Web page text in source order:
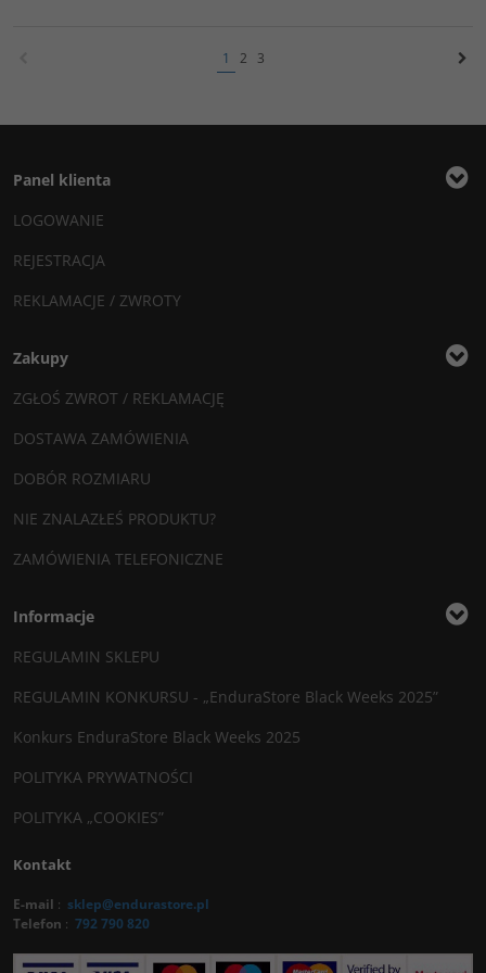
1 2 3
Panel klienta
LOGOWANIE
REJESTRACJA
REKLAMACJE / ZWROTY
Zakupy
ZGŁOŚ ZWROT / REKLAMACJĘ
DOSTAWA ZAMÓWIENIA
DOBÓR ROZMIARU
NIE ZNALAZŁEŚ PRODUKTU?
ZAMÓWIENIA TELEFONICZNE
Informacje
REGULAMIN SKLEPU
REGULAMIN KONKURSU - „EnduraStore Black Weeks 2025”
Konkurs EnduraStore Black Weeks 2025
POLITYKA PRYWATNOŚCI
POLITYKA „COOKIES”
Kontakt
E-mail : sklep@endurastore.pl
Telefon : 792 790 820